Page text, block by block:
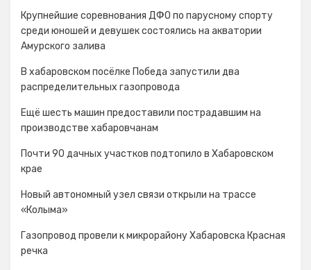
Крупнейшие соревнования ДФО по парусному спорту
среди юношей и девушек состоялись на акватории
Амурского залива
В хабаровском посёлке Победа запустили два
распределительных газопровода
Ещё шесть машин предоставили пострадавшим на
производстве хабаровчанам
Почти 90 дачных участков подтопило в Хабаровском
крае
Новый автономный узел связи открыли на трассе
«Колыма»
Газопровод провели к микрорайону Хабаровска Красная
речка